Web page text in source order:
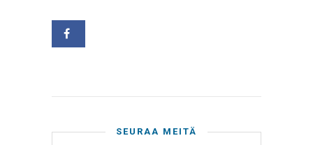
SEURAA MEITÄ